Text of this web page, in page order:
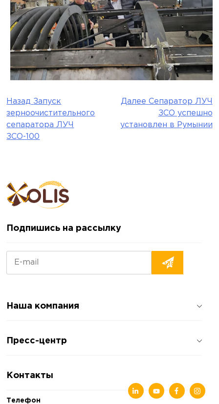
Навигация
по
записям
Назад Запуск
зерноочистительного
сепаратора ЛУЧ
ЗСО-100
Далее Сепаратор ЛУЧ
ЗСО успешно
установлен в Румынии
Подпишись на рассылку
Наша компания
Отзывы о компании
Пресс-центр
Статьи
Контакты
Телефон